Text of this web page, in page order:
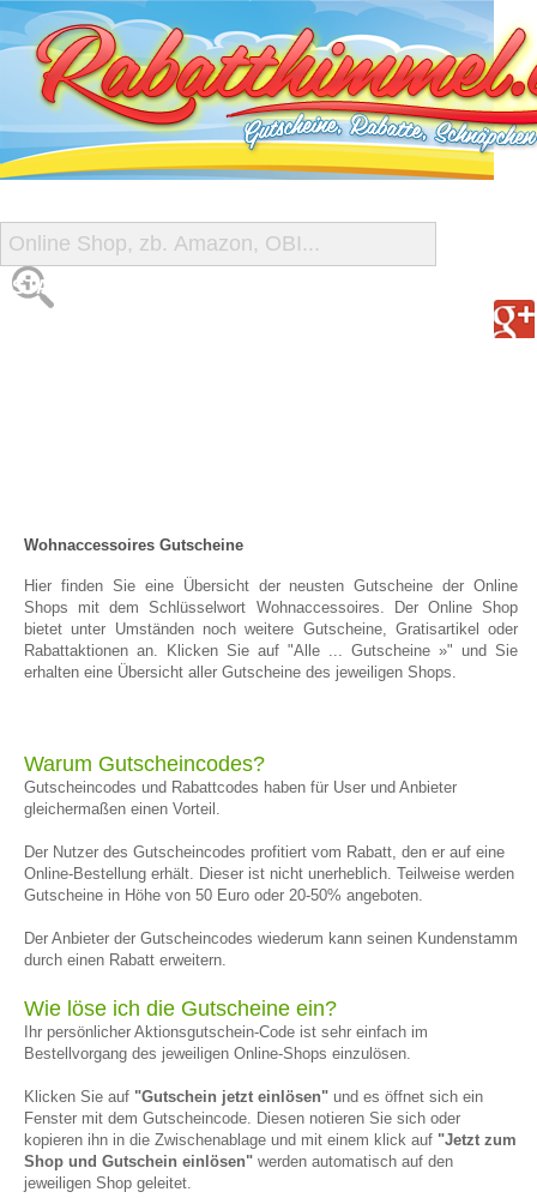
START
Wohnaccessoires Gutscheine
Hier finden Sie eine Übersicht der neusten Gutscheine der Online
Shops mit dem Schlüsselwort Wohnaccessoires. Der Online Shop
bietet unter Umständen noch weitere Gutscheine, Gratisartikel oder
Rabattaktionen an. Klicken Sie auf "Alle ... Gutscheine »" und Sie
erhalten eine Übersicht aller Gutscheine des jeweiligen Shops.
Warum Gutscheincodes?
Gutscheincodes und Rabattcodes haben für User und Anbieter
gleichermaßen einen Vorteil.
Der Nutzer des Gutscheincodes profitiert vom Rabatt, den er auf eine
Online-Bestellung erhält. Dieser ist nicht unerheblich. Teilweise werden
Gutscheine in Höhe von 50 Euro oder 20-50% angeboten.
Der Anbieter der Gutscheincodes wiederum kann seinen Kundenstamm
durch einen Rabatt erweitern.
Wie löse ich die Gutscheine ein?
Ihr persönlicher Aktionsgutschein-Code ist sehr einfach im
Bestellvorgang des jeweiligen Online-Shops einzulösen.
Klicken Sie auf "Gutschein jetzt einlösen" und es öffnet sich ein
Fenster mit dem Gutscheincode. Diesen notieren Sie sich oder
kopieren ihn in die Zwischenablage und mit einem klick auf "Jetzt zum
Shop und Gutschein einlösen" werden automatisch auf den
jeweiligen Shop geleitet.